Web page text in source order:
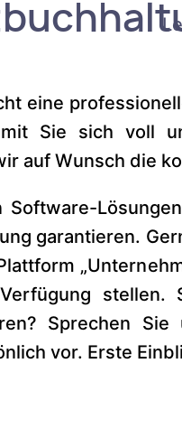
eine
Sie sich voll
auf Wunsch die
garantieren.
Sprechen
vor. Erste